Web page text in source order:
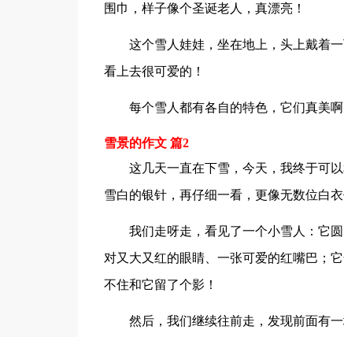
围巾，样子像个圣诞老人，真漂亮！
这个雪人娃娃，坐在地上，头上戴着
看上去很可爱的！
每个雪人都有各自的特色，它们真美啊
雪景的作文 篇2
这几天一直在下雪，今天，我终于可
雪白的银针，再仔细一看，更像无数位白
我们走呀走，看见了一个小雪人：它
对又大又红的眼睛、一张可爱的红嘴巴；
不住和它留了个影！
然后，我们继续往前走，发现前面有